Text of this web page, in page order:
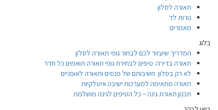
תאורה לסלון
נורות לד
מאמרים
בלוג
המדריך שיעזור לכם לבחור גופי תאורה לסלון
תאורה בדירה: טיפים לבחירת גופי תאורה תואמים כל חדר
לא רק בסלון: חשיבותם של פנסים ותאורה לאופניים
תאורה מתאימה למערכות ישיבה איטלקיות
תכנון תאורת גינה – כל הטיפים לגינה מושלמת